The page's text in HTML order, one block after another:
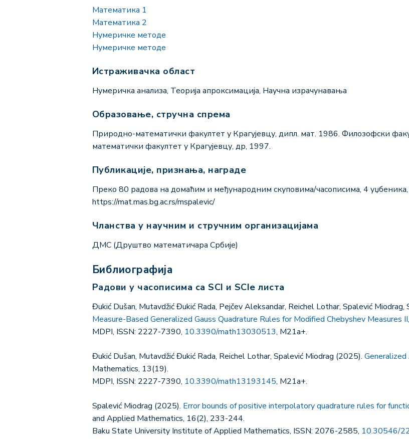
Математика 1
Математика 2
Нумеричке методе
Нумеричке методе
Истраживачка област
Нумеричка анализа, Теорија апроксимација, Научна израчунавања
Образовање, стручна спрема
Природно-математички факултет у Крагујевцу, дипл. мат. 1986. Филозофски
математички факултет у Крагујевцу, др, 1997.
Публикације, признања, награде
Преко 80 радова на домаћим и међународним скуповима/часописима, 4 уџбеникa,
https://mat.mas.bg.ac.rs/mspalevic/
Чланства у научним и стручним организацијама
ДМС (Друштво математичара Србије)
Библиографија
Радови у часописима са SCI и SCIe листа
Đukić Dušan, Mutavdžić Đukić Rada, Pejčev Aleksandar, Reichel Lothar, Spalević
Measure-Based Generalized Gauss Quadrature Rules for Modified Chebyshev Measures II
MDPI, ISSN: 2227-7390, 10.3390/math13030513, M21a+.
Đukić Dušan, Mutavdžić Đukić Rada, Reichel Lothar, Spalević Miodrag (2025). Generalized
Mathematics, 13(19).
MDPI, ISSN: 2227-7390, 10.3390/math13193145, M21a+.
Spalević Miodrag (2025). Error bounds of positive interpolatory quadrature rules for
and Applied Mathematics, 16(2), 233-244.
Baku State University Institute of Applied Mathematics, ISSN: 2076-2585, 10.30546/